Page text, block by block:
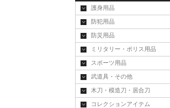
護身用品
防犯用品
防災用品
ミリタリー・ポリス用品
スポーツ用品
武道具・その他
木刀・模造刀・居合刀
コレクションアイテム